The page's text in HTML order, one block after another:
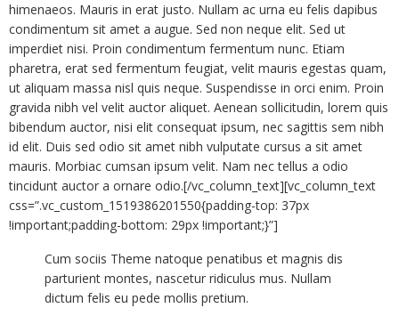
himenaeos. Mauris in erat justo. Nullam ac urna eu felis dapibus
condimentum sit amet a augue. Sed non neque elit. Sed ut
imperdiet nisi. Proin condimentum fermentum nunc. Etiam
pharetra, erat sed fermentum feugiat, velit mauris egestas quam,
ut aliquam massa nisl quis neque. Suspendisse in orci enim. Proin
gravida nibh vel velit auctor aliquet. Aenean sollicitudin, lorem quis
bibendum auctor, nisi elit consequat ipsum, nec sagittis sem nibh
id elit. Duis sed odio sit amet nibh vulputate cursus a sit amet
mauris. Morbiac cumsan ipsum velit. Nam nec tellus a odio
tincidunt auctor a ornare odio.[/vc_column_text][vc_column_text
css=”.vc_custom_1519386201550{padding-top: 37px
!important;padding-bottom: 29px !important;}”]
Cum sociis Theme natoque penatibus et magnis dis
parturient montes, nascetur ridiculus mus. Nullam
dictum felis eu pede mollis pretium.